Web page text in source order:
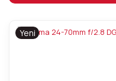
Yeni